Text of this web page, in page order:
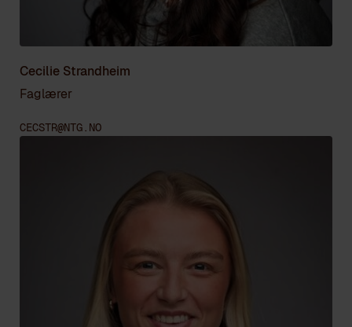
Cecilie Strandheim
Faglærer
CECSTR@NTG.NO